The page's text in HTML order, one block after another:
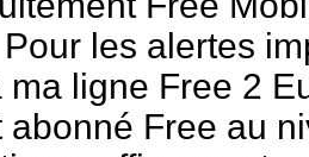
les alertes
ma ligne Free 2
abonné Free au